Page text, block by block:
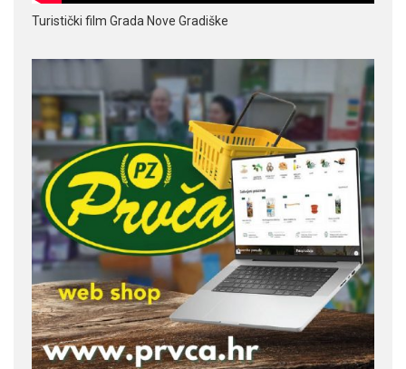
Turistički film Grada Nove Gradiške